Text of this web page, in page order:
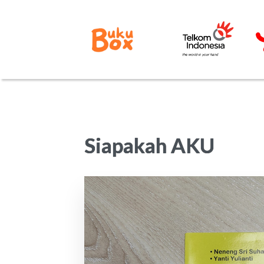
Siapakah AKU